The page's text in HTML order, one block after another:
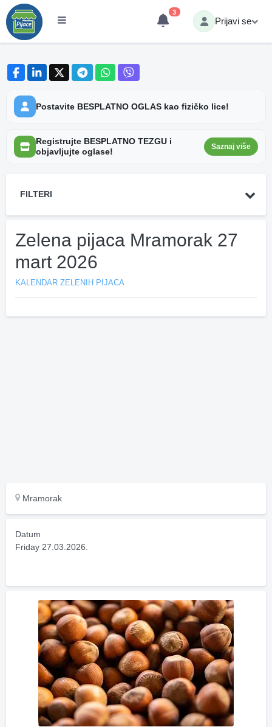
3
Prijavi se
Postavite BESPLATNO OGLAS kao fizičko lice!
Registrujte BESPLATNO TEZGU i
objavljujte oglase!
Saznaj više
FILTERI
Zelena pijaca Mramorak 27
mart 2026
KALENDAR ZELENIH PIJACA
Mramorak
Datum
Friday 27.03.2026.